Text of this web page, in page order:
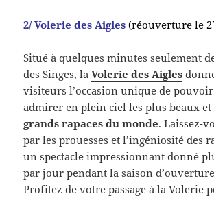
2/ Volerie des Aigles(réouverture le
Situé à quelques minutes seulement
des Singes, laVolerie des Aigles
visiteurs l’occasion unique de
admirer en plein ciel les plus beaux
grands rapaces du monde. Laissez-
par les prouesses et l’ingéniosité des
un spectacle impressionnant donné
par jour pendant la saison
Profitez de votre passage à la Volerie